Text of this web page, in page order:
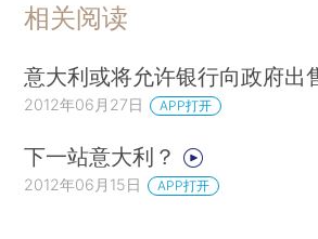
相关阅读
意大利或将允许银行向政府出
2012年06月27日 APP打开
下一站意大利？
2012年06月15日 APP打开